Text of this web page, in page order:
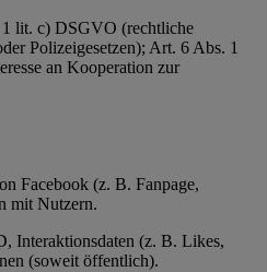
lit. c) DSGVO (rechtliche
Polizeigesetzen); Art. 6 Abs. 1
an Kooperation zur
Facebook (z. B. Fanpage,
mit Nutzern.
Interaktionsdaten (z. B. Likes,
(soweit öffentlich).